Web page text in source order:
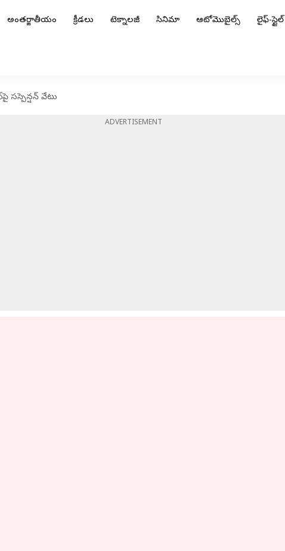
అంతర్జాతీయం క్రీడలు టెక్నాలజీ సినిమా ఆటోమొబైల్స్ లైఫ్-స్టైల్
సస్పెన్షన్ వేటు
ADVERTISEMENT